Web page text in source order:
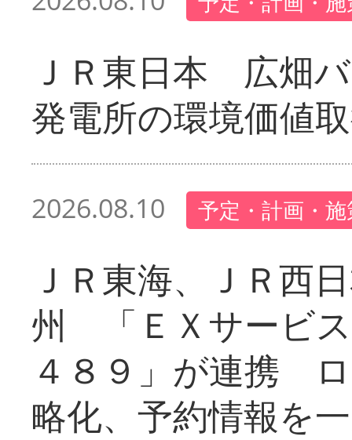
ＪＲ東日本 広畑
発電所の環境価値
2026.08.10 予定・計画・
ＪＲ東海、ＪＲ西
州 「ＥＸサービ
４８９」が連携
略化、予約情報を